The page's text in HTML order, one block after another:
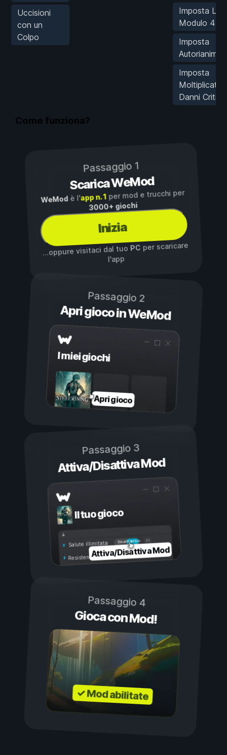
Uccisioni
con un
Colpo
Imposta
Modulo 4
Imposta
Imposta
Danni Critici
Come funziona?
Passaggio 1
Scarica WeMod
WeMod è l'app n. 1per mod e trucchi per
3000+ giochi
Inizia
...oppure visitaci dal tuoPC per scaricare
l'app
Passaggio 2
Apri gioco in WeMod
I miei giochi
Apri gioco
Passaggio 3
Attiva/Disattiva Mod
Il tuo gioco
Attivo
Disattivo
Salute illimitata
Resistenza illimitata
Attiva/Disattiva Mod
Passaggio 4
Gioca con Mod!
✓ Mod abilitate